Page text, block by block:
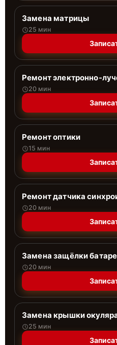
Замена матрицы
25 мин
Ремонт электронно-
20 мин
Ремонт оптики
15 мин
Ремонт датчика
20 мин
Замена защёлки
20 мин
Замена крышки
25 мин